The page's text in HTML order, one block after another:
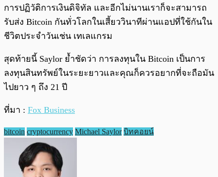
การปฏิวัติการเงินดิจิทัล และอีกไม่นานเราก็จะสามารถ
รับส่ง Bitcoin กันทั่วโลกในเสี้ยววินาทีผ่านแอปที่ใช้กันใน
ชีวิตประจำวันเช่น เทเลแกรม
สุดท้ายนี้ Saylor ย้ำชัดว่า การลงทุนใน Bitcoin เป็นการ
ลงทุนสินทรัพย์ในระยะยาวและคุณก็ควรอยากที่จะถือมัน
ไปยาว ๆ ถึง 21 ปี
ที่มา : Fox Business
bitcoin cryptocurrency Michael Saylor บิทคอยน์